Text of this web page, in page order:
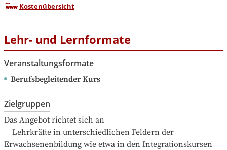
Kostenübersicht
Lehr- und Lernformate
Veranstaltungsformate
Berufsbegleitender Kurs
Zielgruppen
Das Angebot richtet sich an
Erwachsenenbildung wie etwa in den Integrationskursen